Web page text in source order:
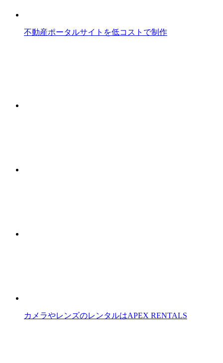
不動産ポータルサイトを低コストで制作
カメラやレンズのレンタルはAPEX RENTALS